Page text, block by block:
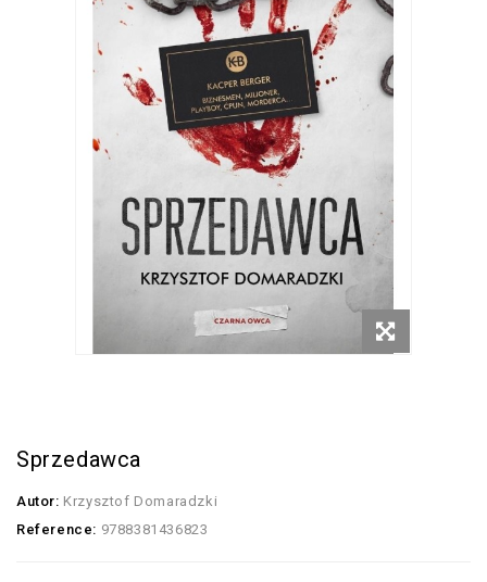
Sprzedawca
Autor: Krzysztof Domaradzki
Reference: 9788381436823